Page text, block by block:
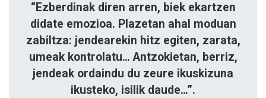
“Ezberdinak diren arren, biek ekartzen
didate emozioa. Plazetan ahal moduan
zabiltza: jendearekin hitz egiten, zarata,
umeak kontrolatu… Antzokietan, berriz,
jendeak ordaindu du zeure ikuskizuna
ikusteko, isilik daude…”.